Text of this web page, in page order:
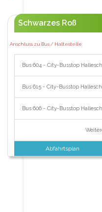
Schwarzes Roß
Anschluss zu Bus / Haltestelle:
Bus 604 - City-Busstop
Bus 615 - City-Busstop
Bus 606 - City-Busstop
Abfahrtsplan